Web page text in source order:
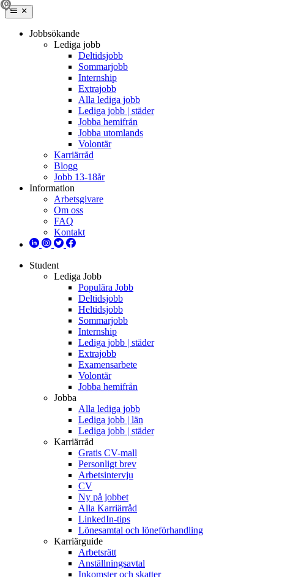
Jobbsökande
Lediga jobb
Deltidsjobb
Sommarjobb
Internship
Extrajobb
Alla lediga jobb
Lediga jobb | städer
Jobba hemifrån
Jobba utomlands
Volontär
Karriärråd
Blogg
Jobb 13-18år
Information
Arbetsgivare
Om oss
FAQ
Kontakt
Student
Lediga Jobb
Populära Jobb
Deltidsjobb
Heltidsjobb
Sommarjobb
Internship
Lediga jobb | städer
Extrajobb
Examensarbete
Volontär
Jobba hemifrån
Jobba
Alla lediga jobb
Lediga jobb | län
Lediga jobb | städer
Karriärråd
Gratis CV-mall
Personligt brev
Arbetsintervju
CV
Ny på jobbet
Alla Karriärråd
LinkedIn-tips
Lönesamtal och löneförhandling
Karriärguide
Arbetsrätt
Anställningsavtal
Inkomster och skatter